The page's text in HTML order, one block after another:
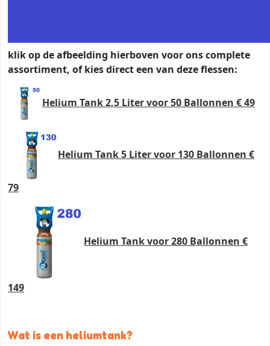
klik op de afbeelding hierboven voor ons complete
assortiment, of kies direct een van deze flessen:
Helium Tank 2,5 Liter voor 50 Ballonnen € 49
Helium Tank 5 Liter voor 130 Ballonnen €
79
Helium Tank voor 280 Ballonnen €
149
Wat is een heliumtank?